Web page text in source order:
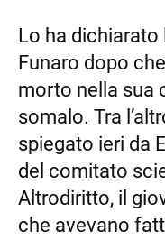
d
e
LINK
EMBED
Lo ha dichiarato
Funaro dopo
morto nella sua
somalo. Tra
spiegato ieri da
del comitato
Altrodiritto, il
che avevano